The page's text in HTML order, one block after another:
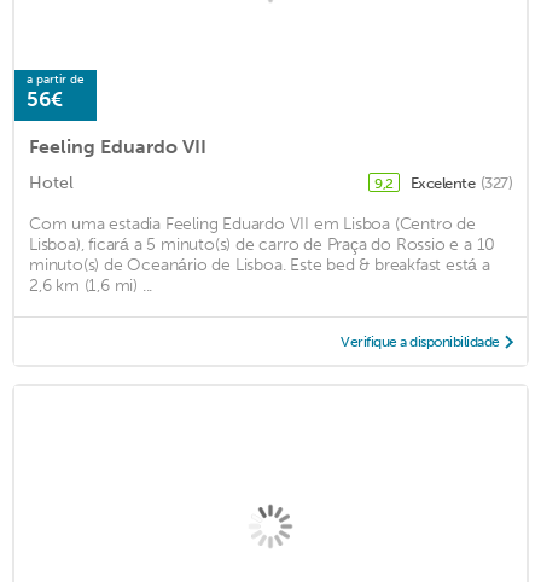
a partir de
56€
Feeling Eduardo VII
Hotel 9,2 Excelente (327)
Com uma estadia Feeling Eduardo VII em Lisboa (Centro de
Lisboa), ficará a 5 minuto(s) de carro de Praça do Rossio e a 10
minuto(s) de Oceanário de Lisboa. Este bed & breakfast está a
2,6 km (1,6 mi) ...
Verifique a disponibilidade